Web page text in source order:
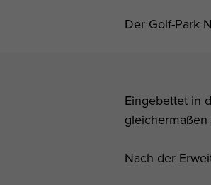
Der Golf-Park
Eingebettet in
Nach der